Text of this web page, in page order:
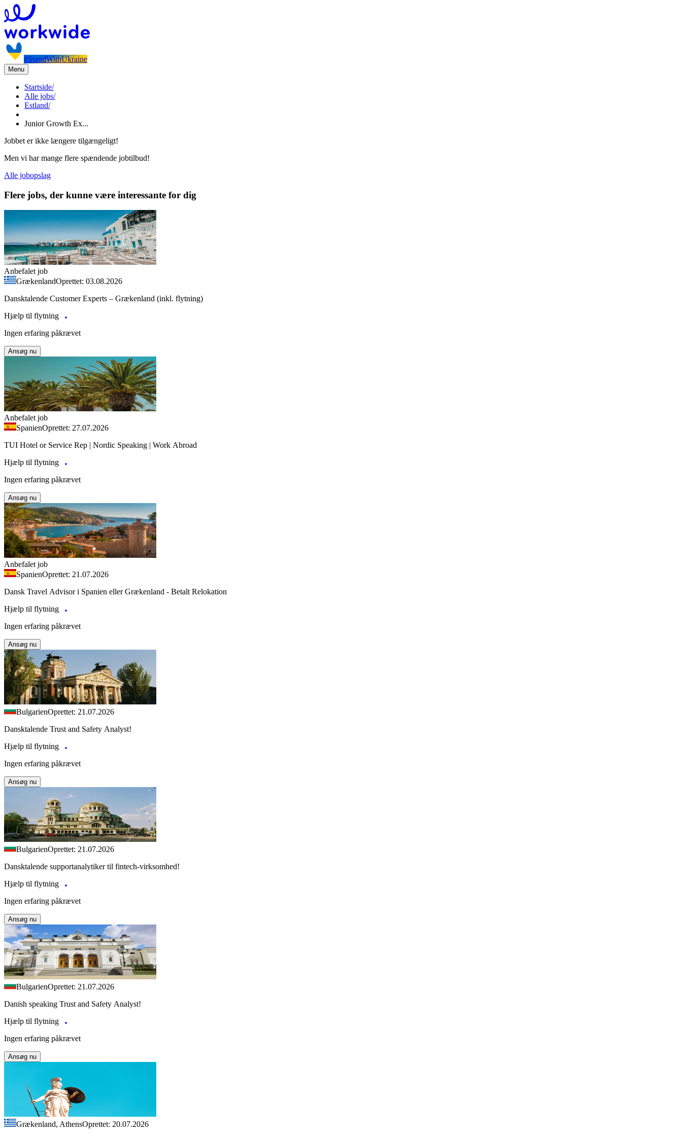
#StandWithUkraine
Menu
Startside/
Alle jobs/
Estland/
Junior Growth Ex...
Jobbet er ikke længere tilgængeligt!
Men vi har mange flere spændende jobtilbud!
Alle jobopslag
Flere jobs, der kunne være interessante for dig
Anbefalet job
GrækenlandOprettet: 03.08.2026
Dansktalende Customer Experts – Grækenland (inkl. flytning)
Hjælp til flytning
Ingen erfaring påkrævet
Ansøg nu
Anbefalet job
SpanienOprettet: 27.07.2026
TUI Hotel or Service Rep | Nordic Speaking | Work Abroad
Hjælp til flytning
Ingen erfaring påkrævet
Ansøg nu
Anbefalet job
SpanienOprettet: 21.07.2026
Dansk Travel Advisor i Spanien eller Grækenland - Betalt Relokation
Hjælp til flytning
Ingen erfaring påkrævet
Ansøg nu
BulgarienOprettet: 21.07.2026
Dansktalende Trust and Safety Analyst!
Hjælp til flytning
Ingen erfaring påkrævet
Ansøg nu
BulgarienOprettet: 21.07.2026
Dansktalende supportanalytiker til fintech-virksomhed!
Hjælp til flytning
Ingen erfaring påkrævet
Ansøg nu
BulgarienOprettet: 21.07.2026
Danish speaking Trust and Safety Analyst!
Hjælp til flytning
Ingen erfaring påkrævet
Ansøg nu
Grækenland, AthensOprettet: 20.07.2026